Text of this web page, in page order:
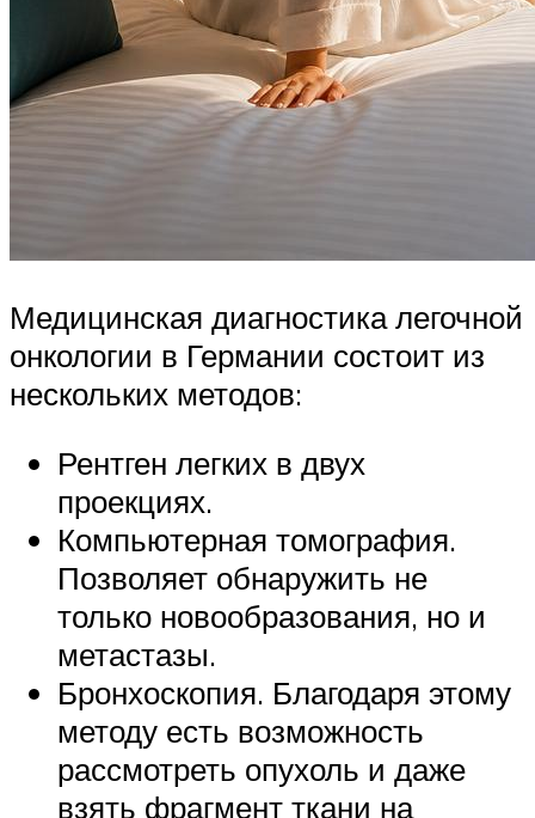
Медицинская диагностика легочной
онкологии в Германии состоит из
нескольких методов:
Рентген легких в двух
проекциях.
Компьютерная томография.
Позволяет обнаружить не
только новообразования, но и
метастазы.
Бронхоскопия. Благодаря этому
методу есть возможность
рассмотреть опухоль и даже
взять фрагмент ткани на